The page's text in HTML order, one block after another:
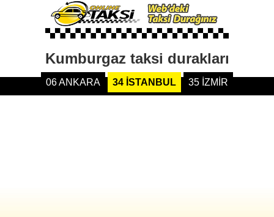
Kumburgaz taksi durakları
06 ANKARA 34 İSTANBUL 35 İZMİR